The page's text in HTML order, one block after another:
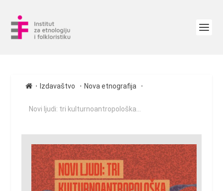
∙ Izdavaštvo ∙ Nova etnografija ∙
Novi ljudi: tri kulturnoantropološka...